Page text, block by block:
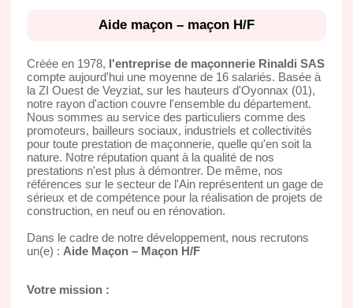
Aide maçon – maçon H/F
Créée en 1978, l'entreprise de maçonnerie Rinaldi SAS
compte aujourd'hui une moyenne de 16 salariés. Basée à
la ZI Ouest de Veyziat, sur les hauteurs d'Oyonnax (01),
notre rayon d'action couvre l'ensemble du département.
Nous sommes au service des particuliers comme des
promoteurs, bailleurs sociaux, industriels et collectivités
pour toute prestation de maçonnerie, quelle qu'en soit la
nature. Notre réputation quant à la qualité de nos
prestations n'est plus à démontrer. De même, nos
références sur le secteur de l'Ain représentent un gage de
sérieux et de compétence pour la réalisation de projets de
construction, en neuf ou en rénovation.
Dans le cadre de notre développement, nous recrutons
un(e) : Aide Maçon – Maçon H/F
Votre mission :